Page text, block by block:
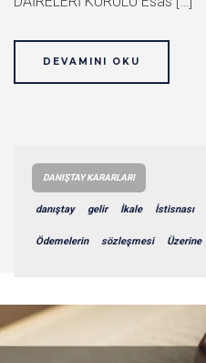
DEVAMINI OKU
DANIŞTAY KARARLARI
danıştay gelir İkale İstisnası
Ödemelerin sözleşmesi Üzerine